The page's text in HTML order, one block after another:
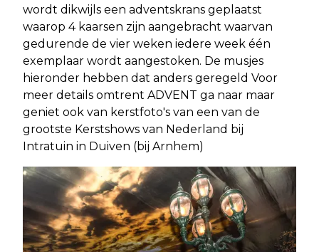
wordt dikwijls een adventskrans geplaatst
waarop 4 kaarsen zijn aangebracht waarvan
gedurende de vier weken iedere week één
exemplaar wordt aangestoken. De musjes
hieronder hebben dat anders geregeld Voor
meer details omtrent ADVENT ga naar maar
geniet ook van kerstfoto's van een van de
grootste Kerstshows van Nederland bij
Intratuin in Duiven (bij Arnhem)